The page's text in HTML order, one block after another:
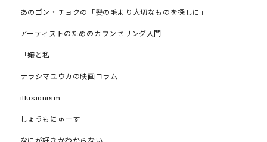
あのゴン・チョクの「髪の毛より大切なものを探しに」
アーティストのためのカウンセリング入門
「嬢と私」
テラシマユウカの映画コラム
illusionism
しょうもにゅーす